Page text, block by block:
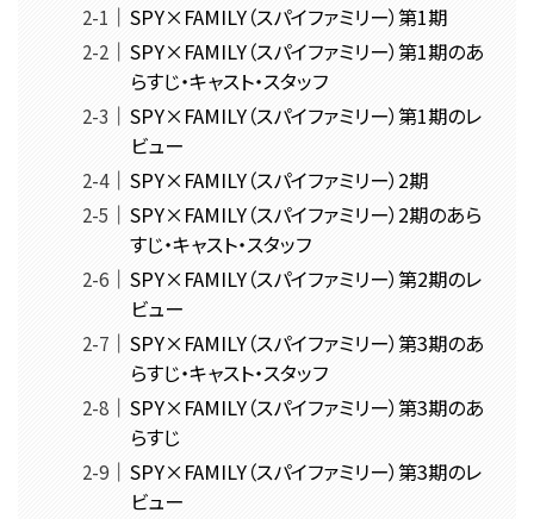
SPY×FAMILY（スパイファミリー）第1期
SPY×FAMILY（スパイファミリー）第1期のあ
らすじ・キャスト・スタッフ
SPY×FAMILY（スパイファミリー）第1期のレ
ビュー
SPY×FAMILY（スパイファミリー）2期
SPY×FAMILY（スパイファミリー）2期のあら
すじ・キャスト・スタッフ
SPY×FAMILY（スパイファミリー）第2期のレ
ビュー
SPY×FAMILY（スパイファミリー）第3期のあ
らすじ・キャスト・スタッフ
SPY×FAMILY（スパイファミリー）第3期のあ
らすじ
SPY×FAMILY（スパイファミリー）第3期のレ
ビュー